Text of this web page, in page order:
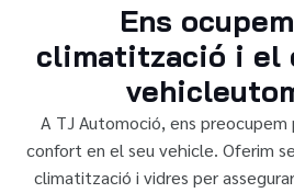
Ens
climatització i el
A TJ Automoció, ens preocupem
confort en el seu vehicle. Oferim
climatització i vidres per